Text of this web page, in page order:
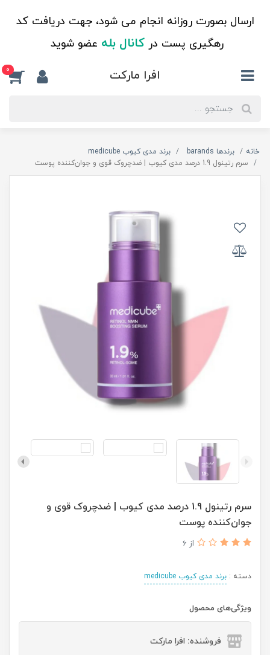
ارسال بصورت روزانه انجام می شود، جهت دریافت کد
رهگیری پست درکانال بله عضو شوید
افرا مارکت 0
خانه برندها barands
برند مدی کیوب medicube
سرم رتینول 1.9 درصد مدی کیوب | ضدچروک قوی و جوان‌کننده پوست
سرم رتینول 1.9 درصد مدی کیوب | ضدچروک قوی و
جوان‌کننده پوست
از 6
دسته : برند مدی کیوب medicube
ویژگی‌های محصول
فروشنده: افرا مارکت